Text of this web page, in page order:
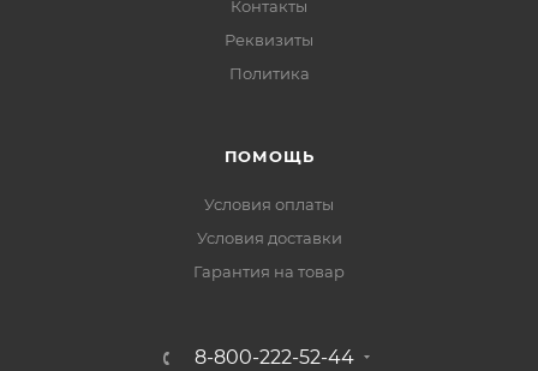
Контакты
Реквизиты
Политика
ПОМОЩЬ
Условия оплаты
Условия доставки
Гарантия на товар
8-800-222-52-44